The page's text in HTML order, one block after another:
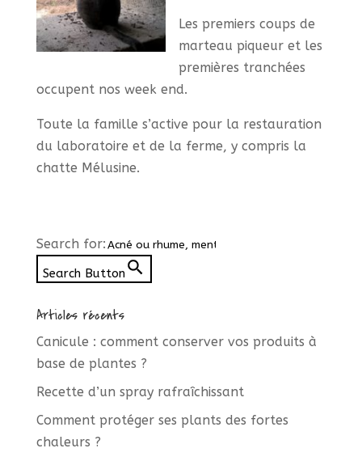
Les premiers coups de
marteau piqueur et les
premières tranchées
occupent nos week end.
Toute la famille s’active pour la restauration
du laboratoire et de la ferme, y compris la
chatte Mélusine.
Search for:
Search Button
Articles récents
Canicule : comment conserver vos produits à
base de plantes ?
Recette d’un spray rafraîchissant
Comment protéger ses plants des fortes
chaleurs ?